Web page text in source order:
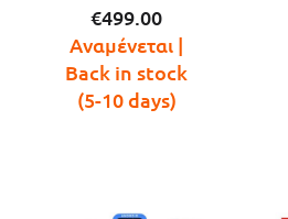
was:
€549.00.
€499.00
τρέχουσα
τιμή
είναι:
Αναμένεται |
Back in stock
(5-10 days)